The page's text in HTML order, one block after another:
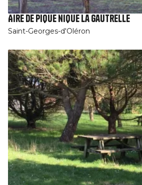
Aire de pique nique la Gautrelle
Saint-Georges-d'Oléron